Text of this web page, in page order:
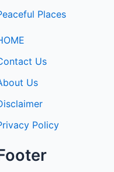
Places
Us
Us
Policy